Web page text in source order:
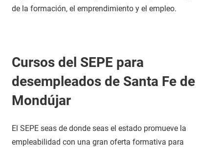
de la formación, el emprendimiento y el empleo.
Cursos del SEPE para
desempleados de Santa Fe de
Mondújar
El SEPE seas de donde seas el estado promueve la
empleabilidad con una gran oferta formativa para